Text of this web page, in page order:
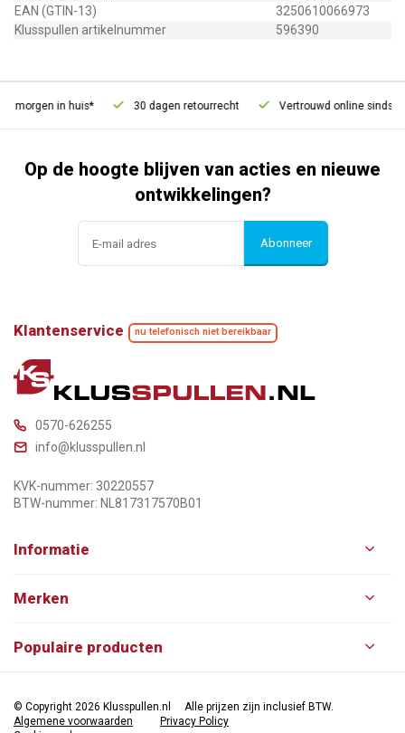
EAN (GTIN-13)
3250610066973
Klusspullen artikelnummer
596390
morgen in huis* 30 dagen retourrecht Vertrouwd online sinds
Op de hoogte blijven van acties en nieuwe
ontwikkelingen?
Abonneer
Klantenservice nu telefonisch niet bereikbaar
0570-626255
info@klusspullen.nl
KVK-nummer: 30220557
BTW-nummer: NL817317570B01
Informatie
Merken
Populaire producten
© Copyright 2026 Klusspullen.nl
Alle prijzen zijn inclusief BTW.
Algemene voorwaarden
Privacy Policy